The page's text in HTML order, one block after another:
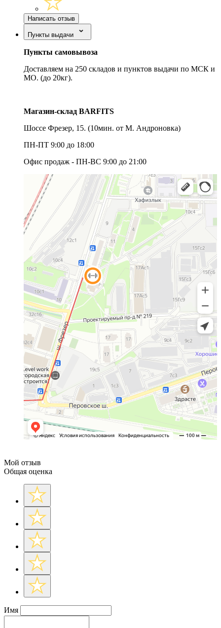
Написать отзыв
Пункты выдачи
Пункты самовывоза
Доставляем на 250 складов и пунктов выдачи по МСК и
МО. (до 20кг).
Магазин-склад BARFITS
Шоссе Фрезер, 15. (10мин. от М. Андроновка)
ПН-ПТ 9:00 до 18:00
Офис продаж - ПН-ВС 9:00 до 21:00
Мой отзыв
Общая оценка
Имя